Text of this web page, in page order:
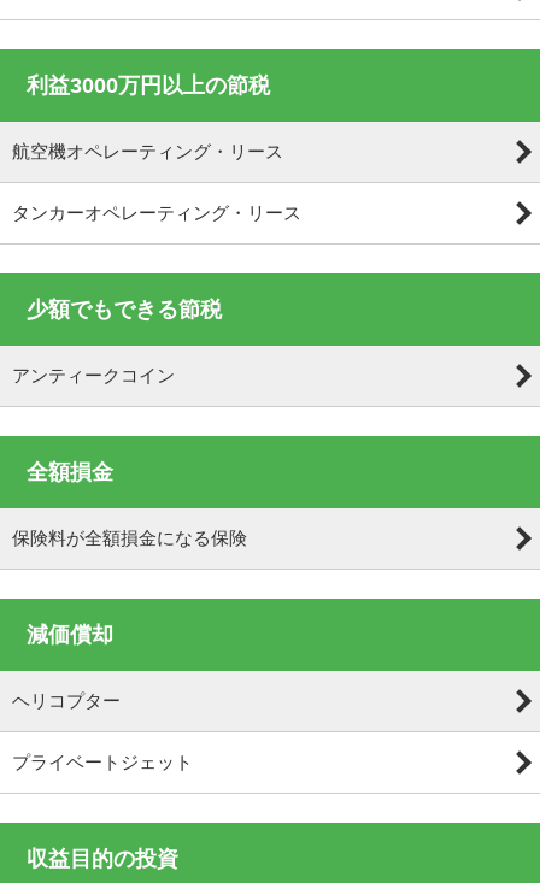
利益3000万円以上の節税
航空機オペレーティング・リース
タンカーオペレーティング・リース
少額でもできる節税
アンティークコイン
全額損金
保険料が全額損金になる保険
減価償却
ヘリコプター
プライベートジェット
収益目的の投資